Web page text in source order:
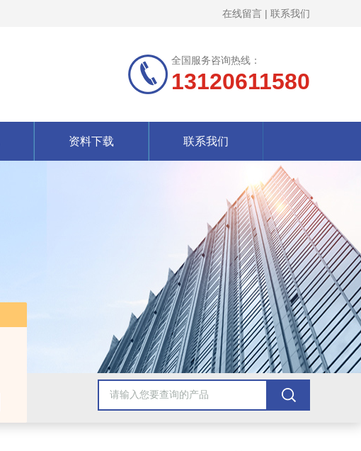
在线留言 | 联系我们
全国服务咨询热线：
13120611580
资料下载 联系我们